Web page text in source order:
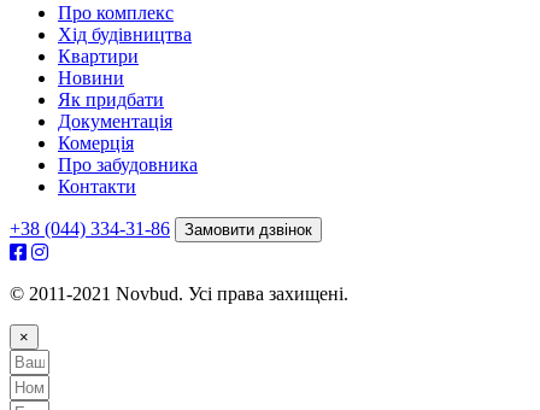
Про комплекс
Хід будівництва
Квартири
Новини
Як придбати
Документація
Комерція
Про забудовника
Контакти
+38 (044) 334-31-86 Замовити дзвінок
© 2011-2021 Novbud. Усі права захищені.
×